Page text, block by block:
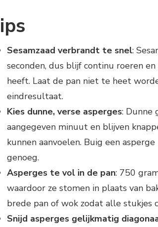
Sesamzaad verbrandt te snel:
seconden, dus blijf continu roeren
heeft. Laat de pan niet te heet
eindresultaat.
Kies dunne, verse asperges: Dunne
aangegeven minuut en blijven
kunnen aanvoelen. Buig een
genoeg.
Asperges te vol in de pan: 750
waardoor ze stomen in plaats van
brede pan of wok zodat alle stukjes
Snijd asperges gelijkmatig